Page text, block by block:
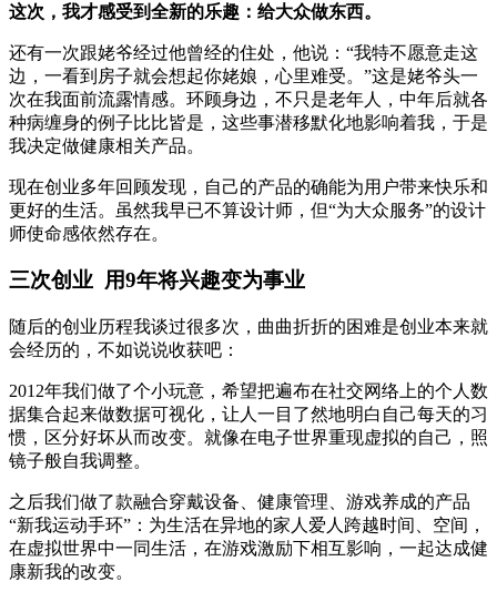
这次，我才感受到全新的乐趣：给大众做东西。
还有一次跟姥爷经过他曾经的住处，他说：“我特不愿意走这
边，一看到房子就会想起你姥娘，心里难受。”这是姥爷头一
次在我面前流露情感。环顾身边，不只是老年人，中年后就各
种病缠身的例子比比皆是，这些事潜移默化地影响着我，于是
我决定做健康相关产品。
现在创业多年回顾发现，自己的产品的确能为用户带来快乐和
更好的生活。虽然我早已不算设计师，但“为大众服务”的设计
师使命感依然存在。
三次创业 用9年将兴趣变为事业
随后的创业历程我谈过很多次，曲曲折折的困难是创业本来就
会经历的，不如说说收获吧：
2012年我们做了个小玩意，希望把遍布在社交网络上的个人数
据集合起来做数据可视化，让人一目了然地明白自己每天的习
惯，区分好坏从而改变。就像在电子世界重现虚拟的自己，照
镜子般自我调整。
之后我们做了款融合穿戴设备、健康管理、游戏养成的产品
“新我运动手环”：为生活在异地的家人爱人跨越时间、空间，
在虚拟世界中一同生活，在游戏激励下相互影响，一起达成健
康新我的改变。